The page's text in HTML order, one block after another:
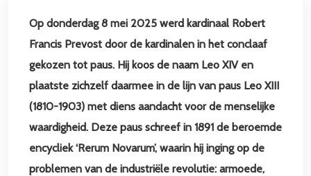
Op donderdag 8 mei 2025 werd kardinaal Robert
Francis Prevost door de kardinalen in het conclaaf
gekozen tot paus. Hij koos de naam Leo XIV en
plaatste zichzelf daarmee in de lijn van paus Leo XIII
(1810-1903) met diens aandacht voor de menselijke
waardigheid. Deze paus schreef in 1891 de beroemde
encycliek ‘Rerum Novarum’, waarin hij inging op de
problemen van de industriële revolutie: armoede,